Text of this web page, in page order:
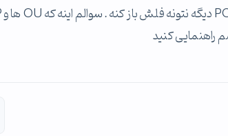
راهنمایی کنید